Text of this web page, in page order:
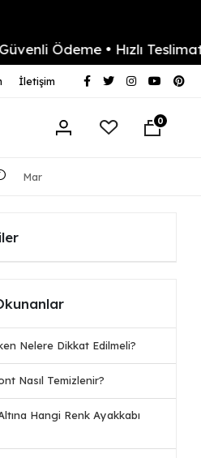
• Hızlı Teslimat
İletişim
0
Nelere Dikkat Edilmeli?
Nasıl Temizlenir?
Hangi Renk Ayakkabı